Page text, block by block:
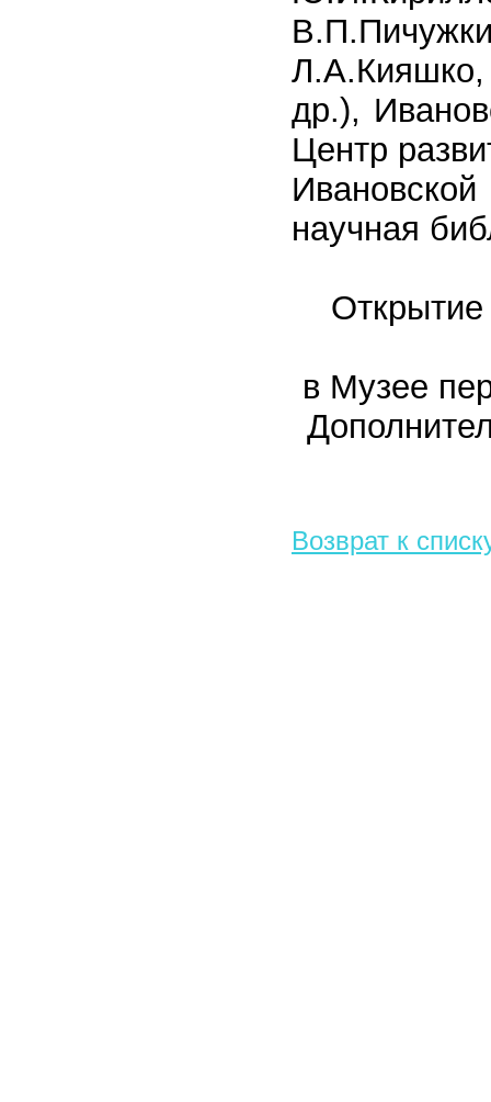
др.),
Центр
научная
Открытие
в Музее
Возврат к